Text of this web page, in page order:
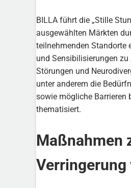
BILLA führt die „Stille
ausgewählten Märkten
teilnehmenden Standorte
und Sensibilisierungen
Störungen und
unter anderem die
sowie mögliche Barrieren
thematisiert.
Maßnahmen
Verringerung